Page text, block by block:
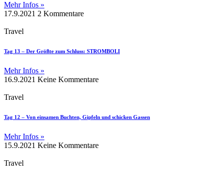
Mehr Infos »
17.9.2021 2 Kommentare
Travel
Tag 13 – Der Größte zum Schluss: STROMBOLI
Mehr Infos »
16.9.2021 Keine Kommentare
Travel
Tag 12 – Von einsamen Buchten, Gipfeln und schicken Gassen
Mehr Infos »
15.9.2021 Keine Kommentare
Travel